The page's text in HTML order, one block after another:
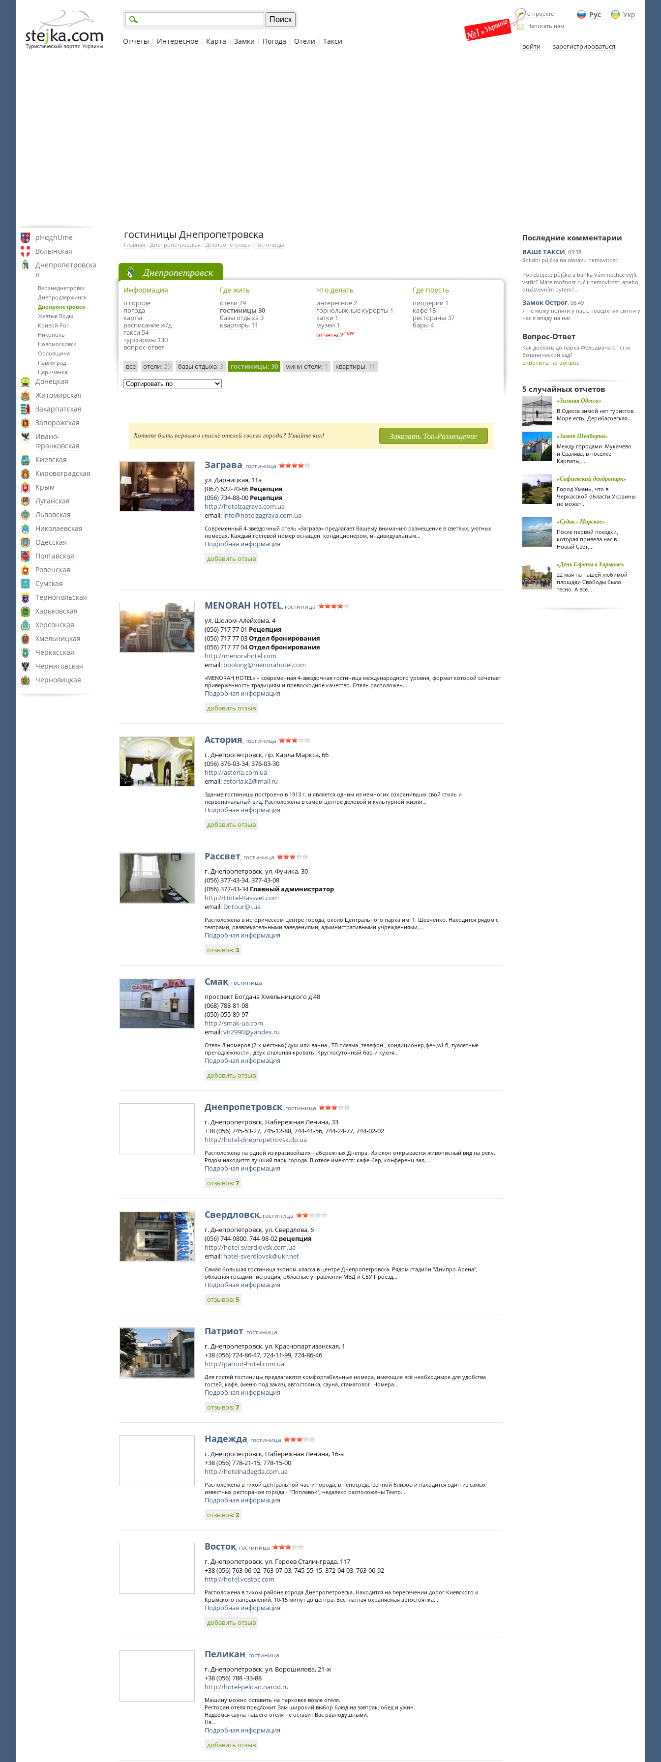
Рус Укр
о проекте
Написать нам
войти зарегистрироваться
Отчеты | Интересное | Карта | Замки | Погода | Отели | Такси
pHqghUme
Волынская
Днепропетровска
я
Верхнеднепровск
Днепродзержинск
Днепропетровск
Желтые Воды
Кривой Рог
Никополь
Новомосковск
Орловщина
Павлоград
Царичанка
Донецкая
Житомирская
Закарпатская
Запорожская
Ивано-
Франковская
Киевская
Кировоградская
Крым
Луганская
Львовская
Николаевская
Одесская
Полтавская
Ровенская
Сумская
Тернопольская
Харьковская
Херсонская
Хмельницкая
Черкасская
Черниговская
Черновицкая
гостиницы Днепропетровска
Главная / Днепропетровская / Днепропетровск / гостиницы
Днепропетровск
Информация
о городе
погода
карты
расписание ж/д
такси 54
турфирмы 130
вопрос-ответ
Где жить
отели 29
гостиницы 30
базы отдыха 3
квартиры 11
Что делать
интересное 2
горнолыжные курорты 1
катки 1
музеи 1
отчеты 2new
Где поесть
пиццерии 1
кафе 18
рестораны 37
бары 4
все отели: 29 базы отдыха: 3 гостиницы: 30 мини-отели: 1 квартиры: 11
Хотите быть первым в списке отелей своего города? Узнайте как! Заказать Топ-Размещение
Заграва, гостиница
ул. Дарницкая, 11а
(067) 622-70-66 Рецепция
(056) 734-88-00 Рецепция
http://hotelzagrava.com.ua
email: info@hotelzagrava.com.ua
Современный 4-звездочный отель «Заграва» предлагает Вашему вниманию размещение в светлых, уютных
номерах. Каждый гостевой номер оснащен кондиционером, индивидуальным...
Подробная информация
добавить отзыв
MENORAH HOTEL, гостиница
ул. Шолом-Алейхема, 4
(056) 717 77 01 Рецепция
(056) 717 77 03Отдел бронирования
(056) 717 77 04Отдел бронирования
http://menorahotel.com
email: booking@menorahotel.com
«MENORAH HOTEL» – современная 4-звездочная гостиница международного уровня, формат которой сочетает
приверженность традициям и превосходное качество. Отель расположен...
Подробная информация
добавить отзыв
Астория, гостиница
г. Днепропетровск, пр. Карла Маркса, 66
(056) 376-03-34, 376-03-30
http://astoria.com.ua
email:astoria.k2@mail.ru
Здание гостиницы построено в 1913 г. и является одним из немногих сохранивших свой стиль и
первоначальный вид. Расположена в самом центре деловой и культурной жизни...
Подробная информация
добавить отзыв
Рассвет, гостиница
г. Днепропетровск, ул. Фучика, 30
(056) 377-43-34, 377-43-08
(056) 377-43-34Главный администратор
http://Hotel-Rassvet.com
email: Dntour@i.ua
Расположена в историческом центре города, около Центрального парка им. Т. Шевченко. Находится рядом с
театрами, развлекательными заведениями, административными учреждениями,...
Подробная информация
отзывов:3
Смак, гостиница
проспект Богдана Хмельницкого д 48
(068) 788-81-98
(050) 055-89-97
http://smak-ua.com
email:vit2990@yandex.ru
Отель 8 номеров (2-х местных) душ или ванна , ТВ плазма ,телефон , кондиционер,фен,wi-fi, туалетные
пренадлежности , двух спальная кровать. Круглосуточный бар и кухня...
Подробная информация
добавить отзыв
Днепропетровск, гостиница
г. Днепропетровск, Набережная Ленина, 33
+38 (056) 745-53-27, 745-12-88, 744-41-56, 744-24-77, 744-02-02
http://hotel-dnepropetrovsk.dp.ua
Расположена на одной из красивейших набережных Днепра. Из окон открывается живописный вид на реку.
Рядом находится лучший парк города. В отеле имеются: кафе-бар, конференц-зал,...
Подробная информация
отзывов:7
Свердловск, гостиница
г. Днепропетровск, ул. Свердлова, 6
(056) 744-9800, 744-98-02 рецепция
http://hotel-sverdlovsk.com.ua
email: hotel-sverdlovsk@ukr.net
Самая большая гостиница эконом-класса в центре Днепропетровска. Рядом стадион "Днипро-Арена",
обласная госадминистрация, обласные управления МВД и СБУ.Проезд...
Подробная информация
отзывов:5
Патриот, гостиница
г. Днепропетровск, ул. Краснопартизанская, 1
+38 (056) 724-86-47, 724-11-99, 724-86-46
http://patriot-hotel.com.ua
Для гостей гостиницы предлагаются комфортабельные номера, имеющие всё необходимое для удобства
гостей, кафе, (меню под заказ), автостоянка, сауна, стаматолог. Номера...
Подробная информация
отзывов:7
Надежда, гостиница
г. Днепропетровск, Набережная Ленина, 16-а
+38 (056) 778-21-15, 778-15-00
http://hotelnadegda.com.ua
Расположена в тихой центральной части города, в непосредственной близости находится один из самых
известных ресторанов города - "Поплавок", недалеко расположены Театр...
Подробная информация
отзывов:2
Восток, гостиница
г. Днепропетровск, ул. Героев Сталинграда, 117
+38 (056) 763-06-92, 763-07-03, 745-55-15, 372-04-03, 763-06-92
http://hotel.vostoc.com
Расположена в тихом районе города Днепропетровска. Находится на пересечении дорог Киевского и
Крымского направлений. 10-15 минут до центра. Бесплатная охраняемая автостоянка....
Подробная информация
добавить отзыв
Пеликан, гостиница
г. Днепропетровск, ул. Ворошилова, 21-ж
+38 (056) 788 -33-88
http://hotel-pelican.narod.ru
Машину можно оставить на парковке возле отеля.
Ресторан отеля предложит Вам широкий выбор блюд на завтрак, обед и ужин.
Надеемся сауна нашего отеля не оставит Вас равнодушными.
На...
Подробная информация
добавить отзыв
Последние комментарии
ВАШЕ ТАКСИ, 03:38
Solidní půjčka na zástavu nemovitosti
Potřebujete půjčku a banka Vám nechce vyjít
vstříc? Máte možnost ručit nemovitosti anebo
družstevním bytem?...
Замок Острог, 08:49
Я не можу поняти у нас є поверхнях сміття у
нас я впаду на нас
Вопрос-Ответ
Как доехать до парка Фельдмана от ст.м
Ботанический сад?
ответить на вопрос
5 случайных отчетов
«Зимняя Одесса»
В Одессе зимой нет туристов.
Море есть, Дерибасовская...
«Замок Шенборна»
Между городами Мукачево
и Свалява, в поселке
Карпаты,...
«Софиевский дендропарк»
Город Умань, что в
Черкасской области Украины
не может...
«Судак - Морское»
После первой поездки,
которая привела нас в
Новый Свет,...
«День Европы в Харькове»
22 мая на нашей любимой
площади Свободы было
тесно. А все...